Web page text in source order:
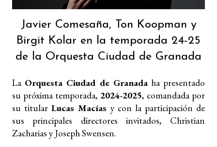
Javier Comesaña, Ton Koopman y
Birgit Kolar en la temporada 24-25
de la Orquesta Ciudad de Granada
La Orquesta Ciudad de Granadaha presentado
su próxima temporada, 2024-2025, comandada por
su titularLucas Macías y con la participación de
sus principales directores invitados, Christian
Zacharias y Joseph Swensen.